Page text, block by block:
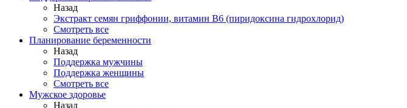
Назад
Экстракт семян гриффонии, витамин В6 (пиридоксина гидрохлорид)
Смотреть все
Планирование беременности
Назад
Поддержка мужчины
Поддержка женщины
Смотреть все
Мужское здоровье
Назад